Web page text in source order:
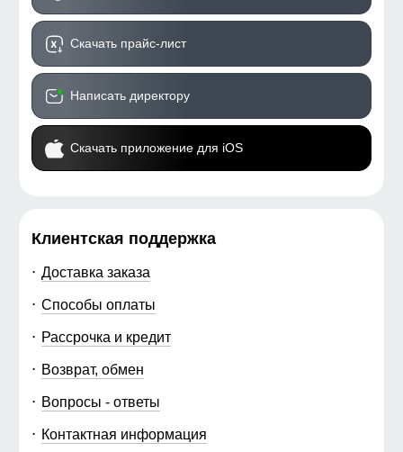
Скачать прайс-лист
Написать директору
Скачать приложение для iOS
Клиентская поддержка
Доставка заказа
Способы оплаты
Рассрочка и кредит
Возврат, обмен
Вопросы - ответы
Контактная информация